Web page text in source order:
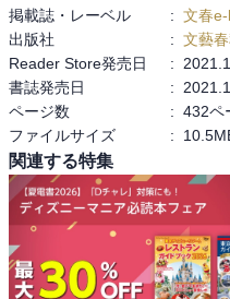
掲載誌・レーベル
: 文春
出版社
: 文藝
Reader Store発売日
:
書誌発売日
:
ページ数
: 432ペ
ファイルサイズ
:
関連する特集